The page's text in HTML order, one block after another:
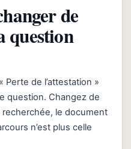
de
question
de l’attestation »
question. Changez de
le document
n’est plus celle